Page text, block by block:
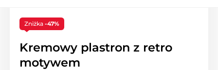
Zniżka -47%
Kremowy plastron z retro
motywem